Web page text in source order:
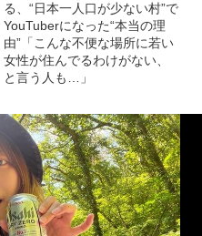
る、“日本一人口が少ない村”で
YouTuberになった“本当の理
由”「こんな不便な場所に若い
女性が住んでるわけがない、
と言う人も…」